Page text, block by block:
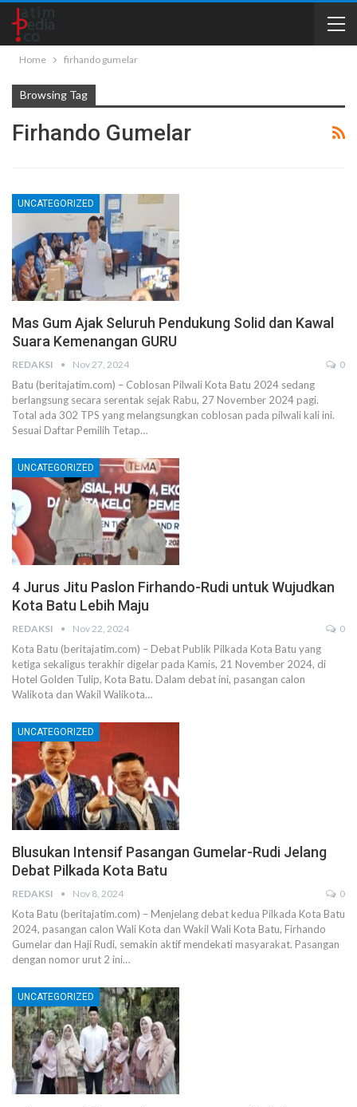
Home firhando gumelar
Browsing Tag
Firhando Gumelar
UNCATEGORIZED
Mas Gum Ajak Seluruh Pendukung Solid dan Kawal
Suara Kemenangan GURU
REDAKSI Nov 27, 2024 0
Batu (beritajatim.com) – Coblosan Pilwali Kota Batu 2024 sedang
berlangsung secara serentak sejak Rabu, 27 November 2024 pagi.
Total ada 302 TPS yang melangsungkan coblosan pada pilwali kali ini.
Sesuai Daftar Pemilih Tetap…
UNCATEGORIZED
4 Jurus Jitu Paslon Firhando-Rudi untuk Wujudkan
Kota Batu Lebih Maju
REDAKSI Nov 22, 2024 0
Kota Batu (beritajatim.com) – Debat Publik Pilkada Kota Batu yang
ketiga sekaligus terakhir digelar pada Kamis, 21 November 2024, di
Hotel Golden Tulip, Kota Batu. Dalam debat ini, pasangan calon
Walikota dan Wakil Walikota…
UNCATEGORIZED
Blusukan Intensif Pasangan Gumelar-Rudi Jelang
Debat Pilkada Kota Batu
REDAKSI Nov 8, 2024 0
Kota Batu (beritajatim.com) – Menjelang debat kedua Pilkada Kota Batu
2024, pasangan calon Wali Kota dan Wakil Wali Kota Batu, Firhando
Gumelar dan Haji Rudi, semakin aktif mendekati masyarakat. Pasangan
dengan nomor urut 2 ini…
UNCATEGORIZED